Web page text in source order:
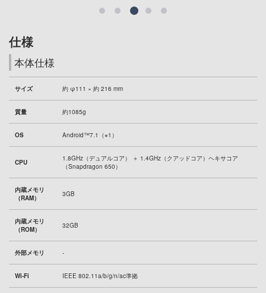
仕様
本体仕様
サイズ 約 φ111 × 約 216 mm
質量 約1085g
OS Android™7.1（※1）
CPU
1.8GHz（デュアルコア） ＋ 1.4GHz（クアッドコア）ヘキサコア
（Snapdragon 650）
内蔵メモリ
（RAM）
3GB
内蔵メモリ
（ROM）
32GB
外部メモリ -
Wi-Fi IEEE 802.11a/b/g/n/ac準拠